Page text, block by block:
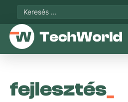
fejlesztés